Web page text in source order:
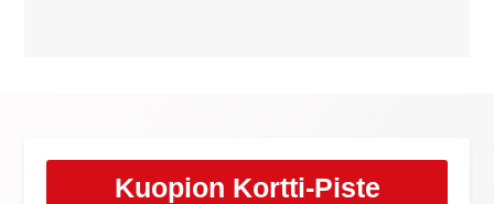
Kuopion Kortti-Piste